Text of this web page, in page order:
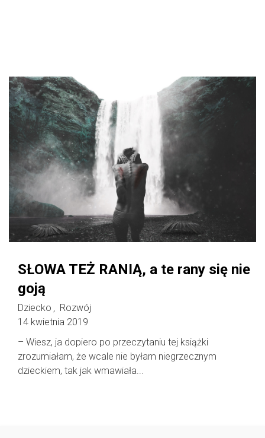
SŁOWA TEŻ RANIĄ, a te rany się nie
goją
Dziecko
Rozwój
14 kwietnia 2019
– Wiesz, ja dopiero po przeczytaniu tej książki
zrozumiałam, że wcale nie byłam niegrzecznym
dzieckiem, tak jak wmawiała...